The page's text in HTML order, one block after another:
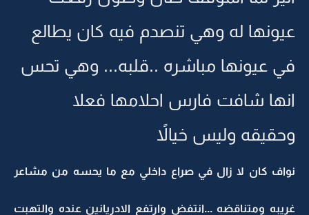
عيونها له وهي تنصدم فيه كان يطالع
في عيونها مباشره ..قلبه... وهي تحس
انها شافت فارس احلامها فعلا
وحقيقه وليس خيالاً
نواف كان لا زال في صراع داخلي مع ما يحسه من مشاعر
غريبه ومتناقضه ...انتفض وارتفع الادريانين عنده والتهبت